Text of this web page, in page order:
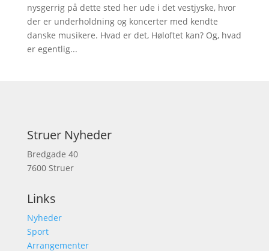
nysgerrig på dette sted her ude i det vestjyske, hvor
der er underholdning og koncerter med kendte
danske musikere. Hvad er det, Høloftet kan? Og, hvad
er egentlig...
Struer Nyheder
Bredgade 40
7600 Struer
Links
Nyheder
Sport
Arrangementer